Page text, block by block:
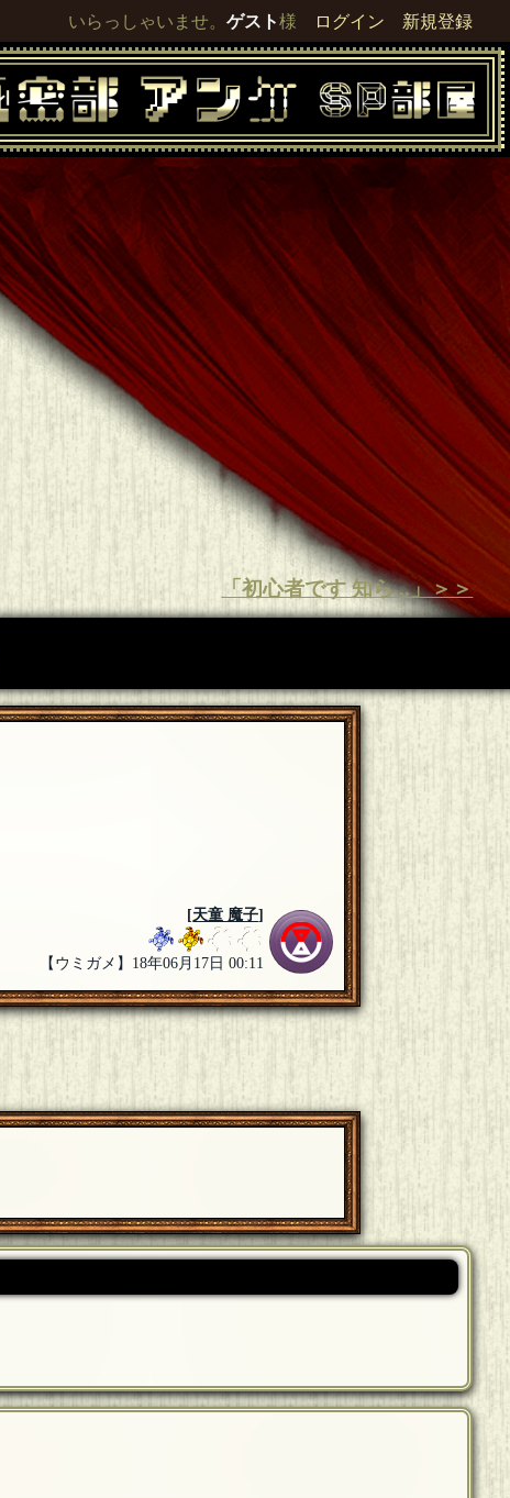
いらっしゃいませ。ゲスト様 ログイン 新規登録
「初心者です 知ら...」＞＞
[天童 魔子]
【ウミガメ】18年06月17日 00:11